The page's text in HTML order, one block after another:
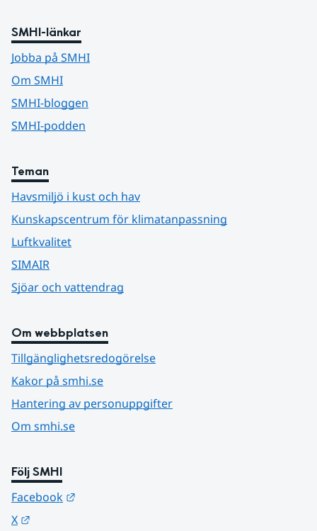
SMHI-länkar
Jobba på SMHI
Om SMHI
SMHI-bloggen
SMHI-podden
Teman
Havsmiljö i kust och hav
Kunskapscentrum för klimatanpassning
Luftkvalitet
SIMAIR
Sjöar och vattendrag
Om webbplatsen
Tillgänglighetsredogörelse
Kakor på smhi.se
Hantering av personuppgifter
Om smhi.se
Följ SMHI
Facebook
X